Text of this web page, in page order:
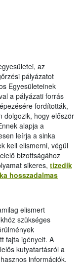
az
pályázatot
Egyesületeinek
a pályázati forrás
fordították,
dolgozik, hogy először
alapja a
leírja a sinka
kell elismerni, végül
bizottságához
sikeres, tízedik
hosszadalmas
elismert
szükséges
fajta igényeit. A
kutyatartásról a
információk.